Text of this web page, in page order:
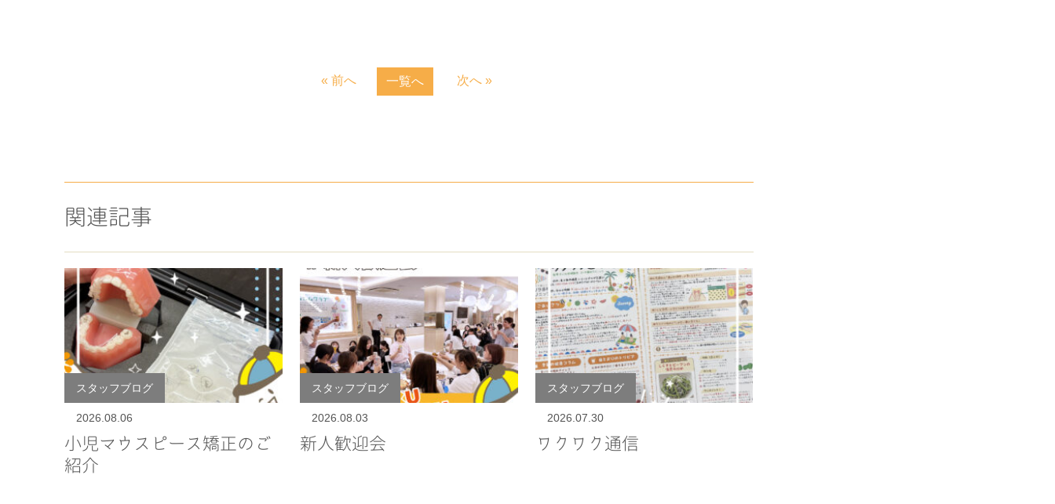
« 前へ 一覧へ 次へ »
関連記事
スタッフブログ
2026.08.06
小児マウスピース矯正のご
紹介
スタッフブログ
2026.08.03
新人歓迎会
スタッフブログ
2026.07.30
ワクワク通信